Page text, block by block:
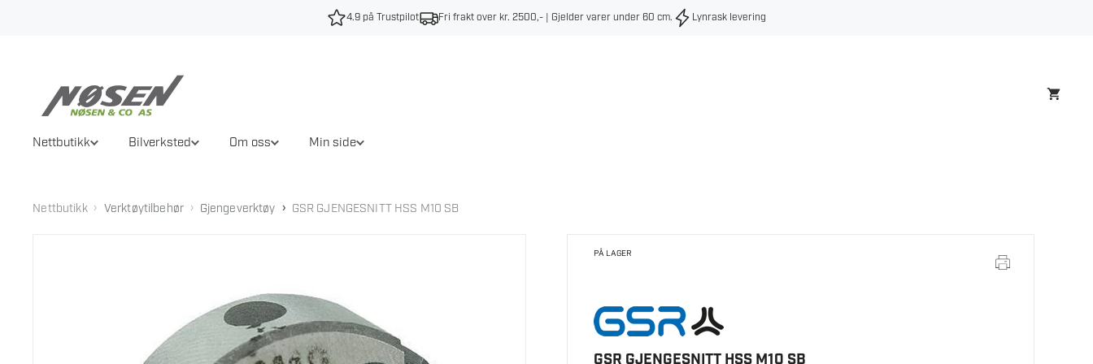
4.9 på Trustpilot Fri frakt over kr. 2500,- | Gjelder varer under 60 cm. Lynrask levering
Nettbutikk Bilverksted Om oss Min side
Nettbutikk › Verktøytilbehør › Gjengeverktøy › GSR GJENGESNITT HSS M10 SB
PÅ LAGER
GSR GJENGESNITT HSS M10 SB